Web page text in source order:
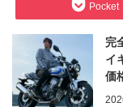
Pocket
完
イ
価